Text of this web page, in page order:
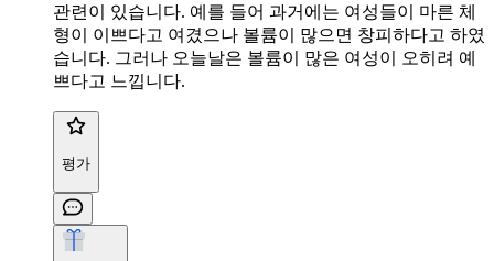
관련이 있습니다. 예를 들어 과거에는 여성들이 마른 체
형이 이쁘다고 여겼으나 볼륨이 많으면 창피하다고 하였
습니다. 그러나 오늘날은 볼륨이 많은 여성이 오히려 예
쁘다고 느낍니다.
평가